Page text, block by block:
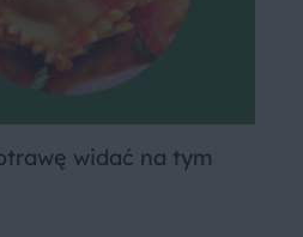
widać na tym